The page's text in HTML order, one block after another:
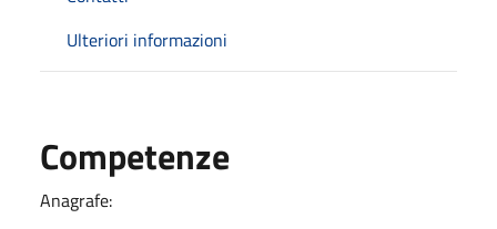
Ulteriori informazioni
Competenze
Anagrafe: